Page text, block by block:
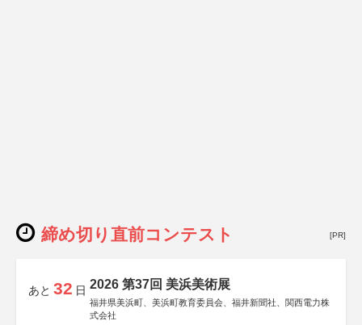
締め切り直前コンテスト [PR]
あと 32 日 2026 第37回 美浜美術展
福井県美浜町、美浜町教育委員会、福井新聞社、関西電力株
式会社